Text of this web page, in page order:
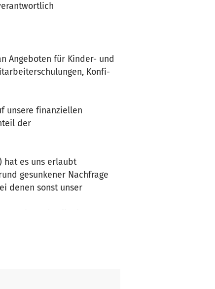
Angeboten für Kinder- und
Konfi-
unsere finanziellen
der
hat es uns erlaubt
gesunkener Nachfrage
denen sonst unser
Finanzierung unserer 3.
Wir sind gespannt